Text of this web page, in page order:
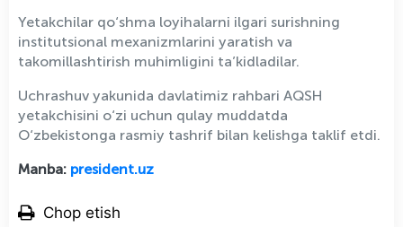
Yetakchilar qo‘shma loyihalarni ilgari surishning
institutsional mexanizmlarini yaratish va
takomillashtirish muhimligini ta’kidladilar.
Uchrashuv yakunida davlatimiz rahbari AQSH
yetakchisini o‘zi uchun qulay muddatda
O‘zbekistonga rasmiy tashrif bilan kelishga taklif etdi.
Manba: president.uz
Chop etish